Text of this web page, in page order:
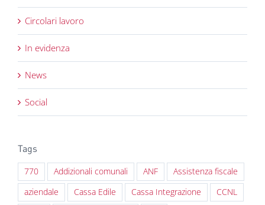
Circolari lavoro
In evidenza
News
Social
Tags
770 Addizionali comunali ANF
Assistenza fiscale
aziendale
Cassa Edile Cassa Integrazione
CCNL